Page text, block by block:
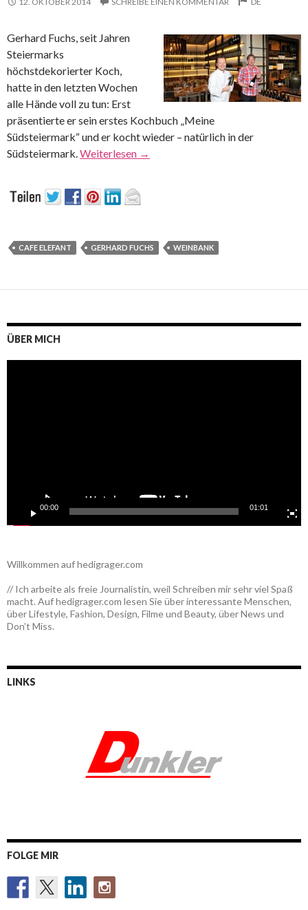
Gerhard Fuchs, seit Jahren
Steiermarks
höchstdekorierter Koch,
hatte in den letzten Wochen
alle Hände voll zu tun: Erst
präsentierte er sein erstes Kochbuch „Meine
Südsteiermark“ und er kocht wieder – natürlich in der
Südsteiermark. Weiterlesen →
CAFE ELEFANT GERHARD FUCHS WEINBANK
ÜBER MICH
00:00 01:01
Willkommen auf hedigrager.com
// Ich arbeite als freie Journalistin, weil Schreiben mir sehr viel Spaß
macht. Auf hedigrager.com lesen Sie über interessante Menschen,
über Lifestyle, Fashion, Design, Filme und Beauty, über News und
Don’t Miss.
LINKS
FOLGE MIR